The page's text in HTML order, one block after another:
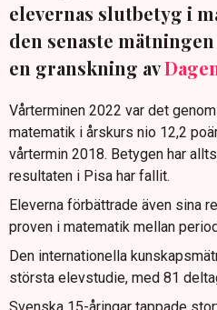
elevernas slutbetyg i
den senaste
en granskning av
Vårterminen 2022 var det
matematik i årskurs nio 12,2
vårtermin 2018. Betygen har
resultaten i Pisa har fallit.
Eleverna förbättrade även sina
proven i matematik mellan
Den internationella
största elevstudie, med 81